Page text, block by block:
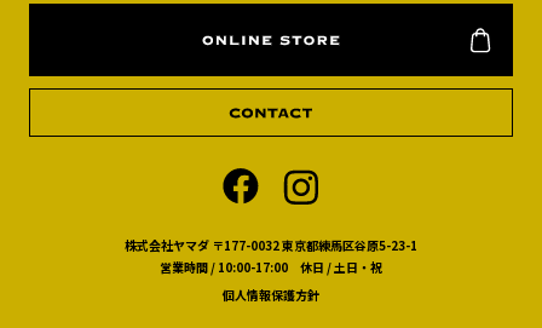
株式会社ヤマダ 〒177-0032 東京都練馬区谷原5-23-1
営業時間 / 10:00-17:00 休日 / 土日・祝
個人情報保護方針